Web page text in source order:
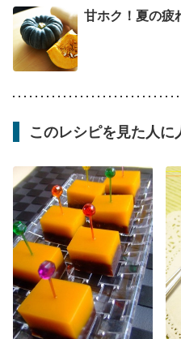
甘ホク！夏の疲
このレシピを見た人に